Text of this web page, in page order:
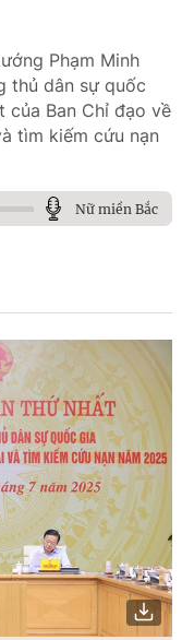
Phạm Minh
thủ dân sự quốc
của Ban Chỉ đạo về
tìm kiếm cứu nạn
Nữ miền Bắc